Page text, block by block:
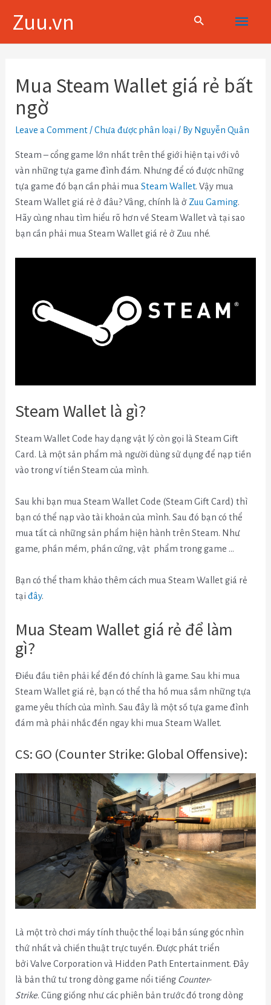
Zuu.vn
Main
Menu
Mua Steam Wallet giá rẻ bất
ngờ
Leave a Comment /Chưa được phân loại / By Nguyễn Quân
Steam – cổng game lớn nhất trên thế giới hiện tại với vô
vàn những tựa game đình đám. Nhưng để có được những
tựa game đó bạn cần phải muaSteam Wallet. Vậy mua
Steam Wallet giá rẻ ở đâu? Vâng, chính là ở Zuu Gaming.
Hãy cùng nhau tìm hiểu rõ hơn về Steam Wallet và tại sao
bạn cần phải mua Steam Wallet giá rẻ ở Zuu nhé.
Steam Wallet là gì?
Steam Wallet Code hay dạng vật lý còn gọi là Steam Gift
Card. Là một sản phẩm mà người dùng sử dụng để nạp tiền
vào trong ví tiền Steam của mình.
Sau khi bạn mua Steam Wallet Code (Steam Gift Card) thì
bạn có thể nạp vào tài khoản của mình. Sau đó bạn có thể
mua tất cả những sản phẩm hiện hành trên Steam. Như
game, phần mềm, phần cứng, vật phẩm trong game …
Bạn có thể tham khảo thêm cách mua Steam Wallet giá rẻ
tạiđây.
Mua Steam Wallet giá rẻ để làm
gì?
Điều đầu tiên phải kể đến đó chính là game. Sau khi mua
Steam Wallet giá rẻ, bạn có thể tha hồ mua sắm những tựa
game yêu thích của mình. Sau đây là một số tựa game đình
đám mà phải nhắc đến ngay khi mua Steam Wallet.
CS: GO (Counter Strike: Global Offensive):
Là một trò chơi máy tính thuộc thể loại bắn súng góc nhìn
thứ nhất và chiến thuật trực tuyến. Được phát triển
bởi Valve Corporation và Hidden Path Entertainment. Đây
là bản thứ tư trong dòng game nổi tiếng Counter-
Strike. Cũng giống như các phiên bản trước đó trong dòng
bài
viết